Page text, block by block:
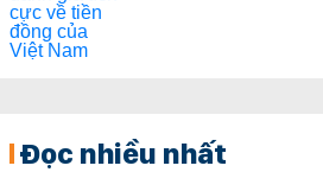
Đọc nhiều nhất